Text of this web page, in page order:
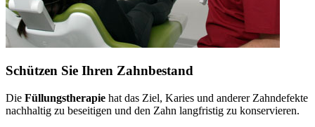
Schützen Sie Ihren Zahnbestand
Die Füllungstherapie hat das Ziel, Karies und anderer Zahndefekte
nachhaltig zu beseitigen und den Zahn langfristig zu konservieren.